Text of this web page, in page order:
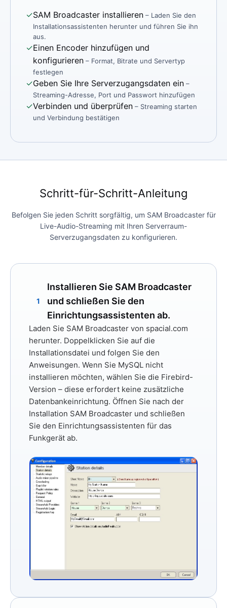
✓SAM Broadcaster installieren – Laden Sie den
Installationsassistenten herunter und führen Sie ihn
aus.
✓Einen Encoder hinzufügen und
konfigurieren – Format, Bitrate und Servertyp
festlegen
✓Geben Sie Ihre Serverzugangsdaten ein –
Streaming-Adresse, Port und Passwort hinzufügen
✓Verbinden und überprüfen – Streaming starten
und Verbindung bestätigen
Schritt-für-Schritt-Anleitung
Befolgen Sie jeden Schritt sorgfältig, um SAM Broadcaster für
Live-Audio-Streaming mit Ihren Serverraum-
Serverzugangsdaten zu konfigurieren.
1
Installieren Sie SAM Broadcaster
und schließen Sie den
Einrichtungsassistenten ab.
Laden Sie SAM Broadcaster von spacial.com
herunter. Doppelklicken Sie auf die
Installationsdatei und folgen Sie den
Anweisungen. Wenn Sie MySQL nicht
installieren möchten, wählen Sie die Firebird-
Version – diese erfordert keine zusätzliche
Datenbankeinrichtung. Öffnen Sie nach der
Installation SAM Broadcaster und schließen
Sie den Einrichtungsassistenten für das
Funkgerät ab.